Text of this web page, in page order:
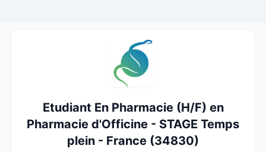
Etudiant En Pharmacie (H/F) en
Pharmacie d'Officine - STAGE Temps
plein - France (34830)